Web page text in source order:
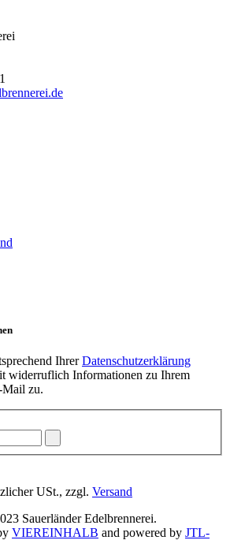
IhrerDatenschutzerklärung
widerruflich Informationen zu Ihrem
Mail zu.
USt., zzgl. Versand
Sauerländer Edelbrennerei.
VIEREINHALB and powered by JTL-